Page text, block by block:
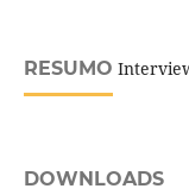
RESUMO
DOWNLOADS